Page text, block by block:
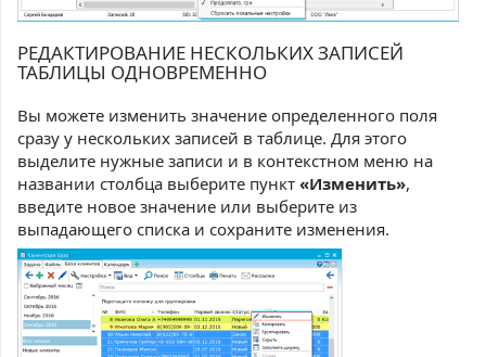
РЕДАКТИРОВАНИЕ НЕСКОЛЬКИХ ЗАПИСЕЙ
ТАБЛИЦЫ ОДНОВРЕМЕННО
Вы можете изменить значение определенного поля
сразу у нескольких записей в таблице. Для этого
выделите нужные записи и в контекстном меню на
названии столбца выберите пункт «Изменить»,
введите новое значение или выберите из
выпадающего списка и сохраните изменения.